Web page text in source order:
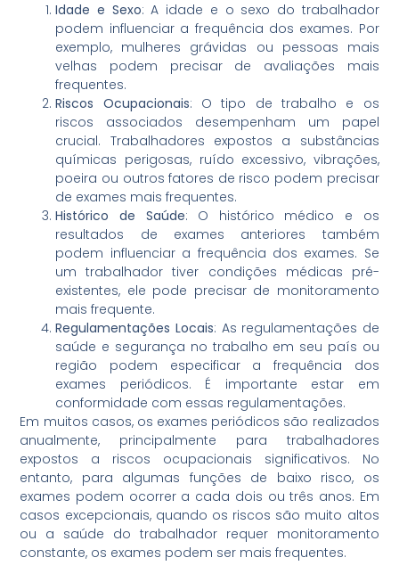
Idade e Sexo: A idade e o sexo do trabalhador
podem influenciar a frequência dos exames. Por
exemplo, mulheres grávidas ou pessoas mais
velhas podem precisar de avaliações mais
frequentes.
Riscos Ocupacionais: O tipo de trabalho e os
riscos associados desempenham um papel
crucial. Trabalhadores expostos a substâncias
químicas perigosas, ruído excessivo, vibrações,
poeira ou outros fatores de risco podem precisar
de exames mais frequentes.
Histórico de Saúde: O histórico médico e os
resultados de exames anteriores também
podem influenciar a frequência dos exames. Se
um trabalhador tiver condições médicas pré-
existentes, ele pode precisar de monitoramento
mais frequente.
Regulamentações Locais: As regulamentações de
saúde e segurança no trabalho em seu país ou
região podem especificar a frequência dos
exames periódicos. É importante estar em
conformidade com essas regulamentações.
Em muitos casos, os exames periódicos são realizados
anualmente, principalmente para trabalhadores
expostos a riscos ocupacionais significativos. No
entanto, para algumas funções de baixo risco, os
exames podem ocorrer a cada dois ou três anos. Em
casos excepcionais, quando os riscos são muito altos
ou a saúde do trabalhador requer monitoramento
constante, os exames podem ser mais frequentes.